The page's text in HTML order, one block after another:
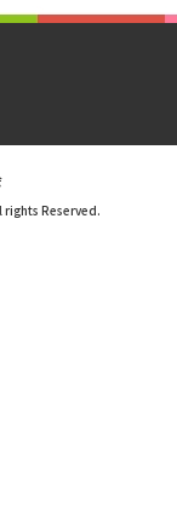
rights Reserved.